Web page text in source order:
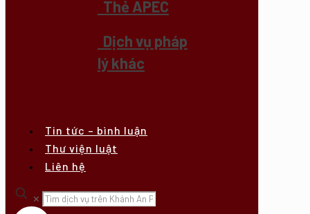
Thẻ APEC
Dịch vụ pháp
lý khác
Tin tức – bình luận
Thư viện luật
Liên hệ
✕